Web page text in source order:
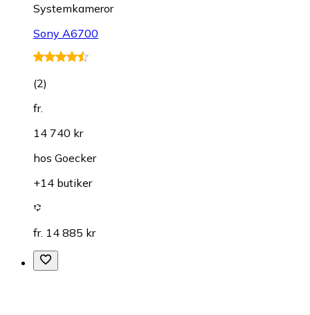
Systemkameror
Sony A6700
(2)
fr.
14 740 kr
hos Goecker
+14 butiker
fr. 14 885 kr